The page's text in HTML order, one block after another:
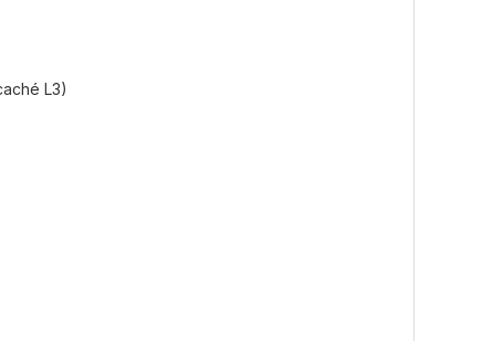
L3)